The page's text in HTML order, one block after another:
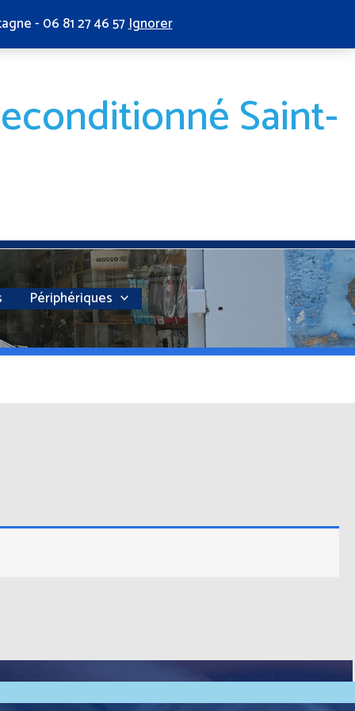
- 06 81 27 46 57Ignorer
Saint-
Périphériques